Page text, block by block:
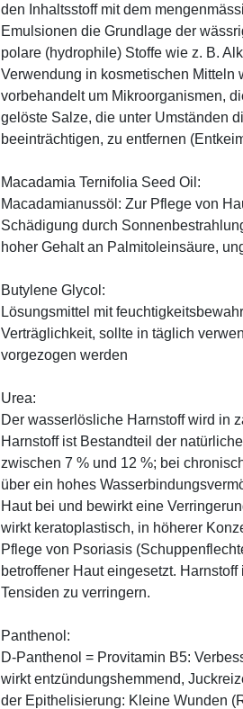
den Inhaltsstoff mit dem
Emulsionen die Grundlage der
polare (hydrophile) Stoffe wie z. B.
Verwendung in kosmetischen Mitteln
vorbehandelt um Mikroorganismen,
gelöste Salze, die unter Umständen
beeinträchtigen, zu entfernen
Macadamia Ternifolia Seed Oil:
Macadamianussöl: Zur Pflege von
Schädigung durch
hoher Gehalt an Palmitoleinsäure,
Butylene Glycol:
Lösungsmittel mit
Verträglichkeit, sollte in täglich
vorgezogen werden
Urea:
Der wasserlösliche Harnstoff wird in
Harnstoff ist Bestandteil der
zwischen 7 % und 12 %; bei
über ein hohes
Haut bei und bewirkt eine
wirkt keratoplastisch, in höherer
Pflege von Psoriasis
betroffener Haut eingesetzt.
Tensiden zu verringern.
Panthenol:
D-Panthenol = Provitamin B5:
wirkt entzündungshemmend,
der Epithelisierung: Kleine Wunden